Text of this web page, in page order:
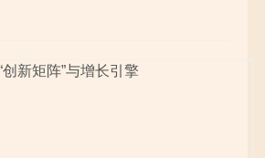
新矩阵”与增长引擎